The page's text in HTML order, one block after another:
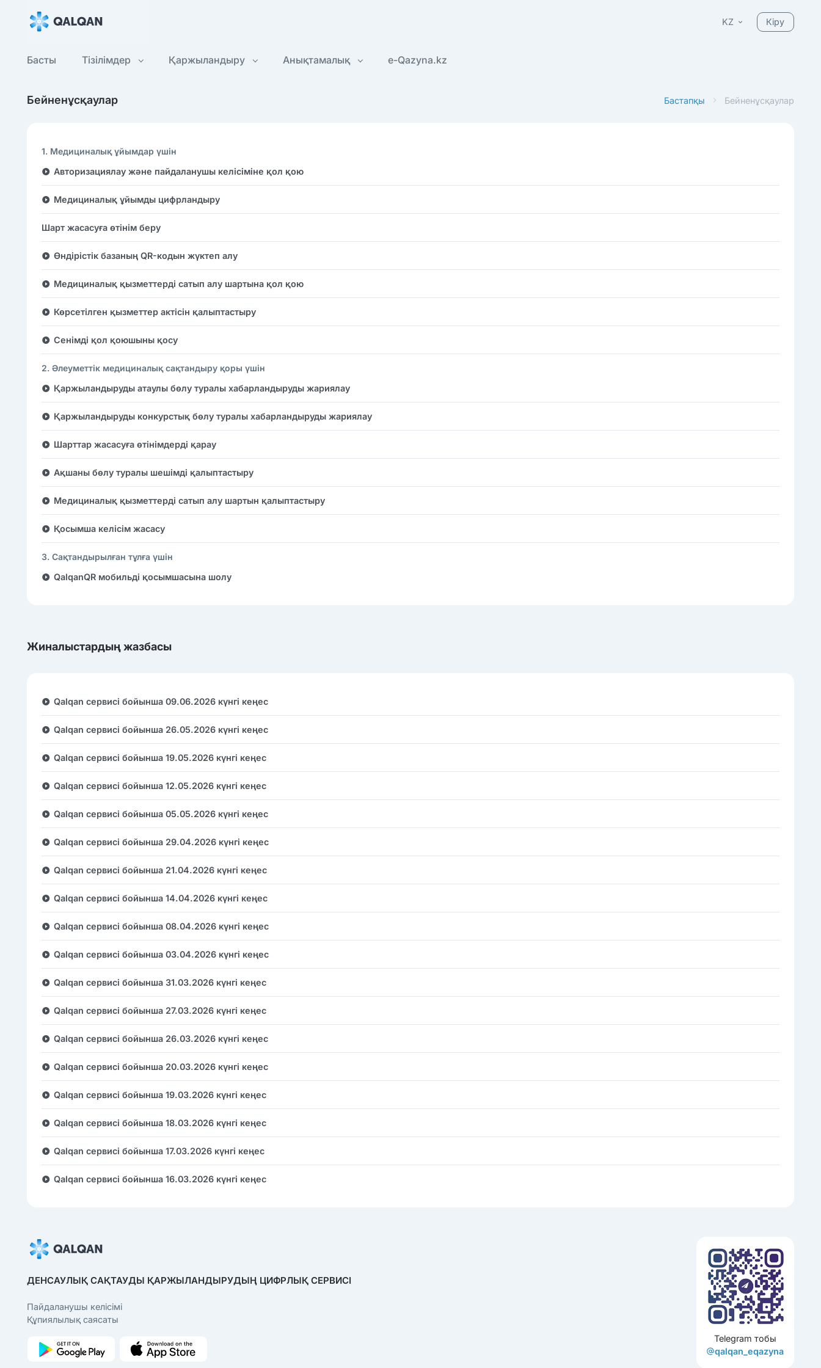
KZ Кіру
Басты Тізілімдер Қаржыландыру Анықтамалық e-Qazyna.kz
Бастапқы Бейненұсқаулар
Бейненұсқаулар
1. Медициналық ұйымдар үшін
Авторизациялау және пайдаланушы келісіміне қол қою
Медициналық ұйымды цифрландыру
Шарт жасасуға өтінім беру
Өндірістік базаның QR-кодын жүктеп алу
Медициналық қызметтерді сатып алу шартына қол қою
Көрсетілген қызметтер актісін қалыптастыру
Сенімді қол қоюшыны қосу
2. Әлеуметтік медициналық сақтандыру қоры үшін
Қаржыландыруды атаулы бөлу туралы хабарландыруды жариялау
Қаржыландыруды конкурстық бөлу туралы хабарландыруды жариялау
Шарттар жасасуға өтінімдерді қарау
Ақшаны бөлу туралы шешімді қалыптастыру
Медициналық қызметтерді сатып алу шартын қалыптастыру
Қосымша келісім жасасу
3. Сақтандырылған тұлға үшін
QalqanQR мобильді қосымшасына шолу
Жиналыстардың жазбасы
Qalqan сервисі бойынша 09.06.2026 күнгі кеңес
Qalqan сервисі бойынша 26.05.2026 күнгі кеңес
Qalqan сервисі бойынша 19.05.2026 күнгі кеңес
Qalqan сервисі бойынша 12.05.2026 күнгі кеңес
Qalqan сервисі бойынша 05.05.2026 күнгі кеңес
Qalqan сервисі бойынша 29.04.2026 күнгі кеңес
Qalqan сервисі бойынша 21.04.2026 күнгі кеңес
Qalqan сервисі бойынша 14.04.2026 күнгі кеңес
Qalqan сервисі бойынша 08.04.2026 күнгі кеңес
Qalqan сервисі бойынша 03.04.2026 күнгі кеңес
Qalqan сервисі бойынша 31.03.2026 күнгі кеңес
Qalqan сервисі бойынша 27.03.2026 күнгі кеңес
Qalqan сервисі бойынша 26.03.2026 күнгі кеңес
Qalqan сервисі бойынша 20.03.2026 күнгі кеңес
Qalqan сервисі бойынша 19.03.2026 күнгі кеңес
Qalqan сервисі бойынша 18.03.2026 күнгі кеңес
Qalqan сервисі бойынша 17.03.2026 күнгі кеңес
Qalqan сервисі бойынша 16.03.2026 күнгі кеңес
ДЕНСАУЛЫҚ САҚТАУДЫ ҚАРЖЫЛАНДЫРУДЫҢ ЦИФРЛЫҚ СЕРВИСІ
Пайдаланушы келісімі
Құпиялылық саясаты
Telegram тобы
qalqan_eqazyna